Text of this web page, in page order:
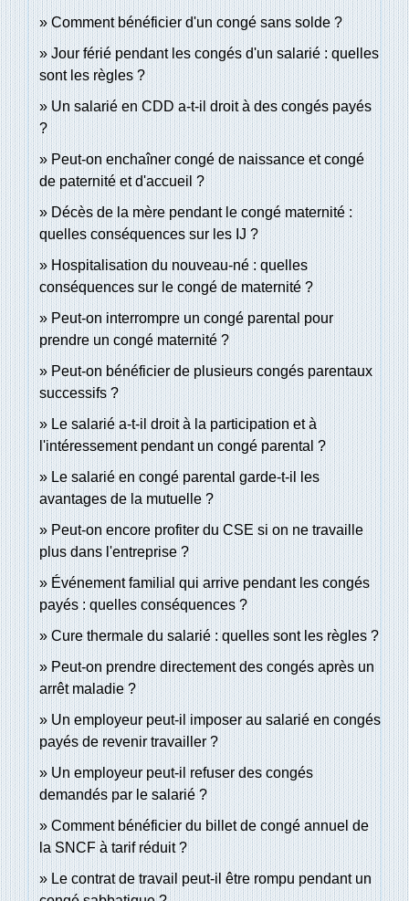
Comment bénéficier d'un congé sans solde ?
Jour férié pendant les congés d'un salarié : quelles
sont les règles ?
Un salarié en CDD a-t-il droit à des congés payés
?
Peut-on enchaîner congé de naissance et congé
de paternité et d'accueil ?
Décès de la mère pendant le congé maternité :
quelles conséquences sur les IJ ?
Hospitalisation du nouveau-né : quelles
conséquences sur le congé de maternité ?
Peut-on interrompre un congé parental pour
prendre un congé maternité ?
Peut-on bénéficier de plusieurs congés parentaux
successifs ?
Le salarié a-t-il droit à la participation et à
l'intéressement pendant un congé parental ?
Le salarié en congé parental garde-t-il les
avantages de la mutuelle ?
Peut-on encore profiter du CSE si on ne travaille
plus dans l'entreprise ?
Événement familial qui arrive pendant les congés
payés : quelles conséquences ?
Cure thermale du salarié : quelles sont les règles ?
Peut-on prendre directement des congés après un
arrêt maladie ?
Un employeur peut-il imposer au salarié en congés
payés de revenir travailler ?
Un employeur peut-il refuser des congés
demandés par le salarié ?
Comment bénéficier du billet de congé annuel de
la SNCF à tarif réduit ?
Le contrat de travail peut-il être rompu pendant un